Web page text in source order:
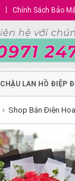
Chính Sách Bảo
CHẬU LAN HỒ ĐIỆP
Shop Bán Điện